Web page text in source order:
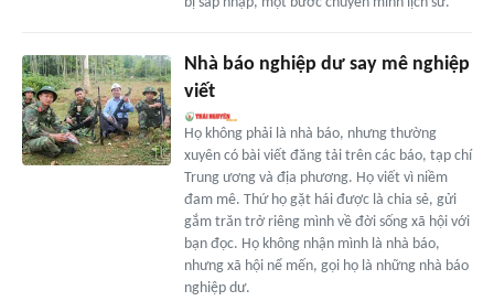
Nhà báo nghiệp dư say mê nghiệp
viết
Họ không phải là nhà báo, nhưng thường
xuyên có bài viết đăng tải trên các báo, tạp chí
Trung ương và địa phương. Họ viết vì niềm
đam mê. Thứ họ gặt hái được là chia sẻ, gửi
gắm trăn trở riêng mình về đời sống xã hội với
bạn đọc. Họ không nhận mình là nhà báo,
nhưng xã hội nể mến, gọi họ là những nhà báo
nghiệp dư.